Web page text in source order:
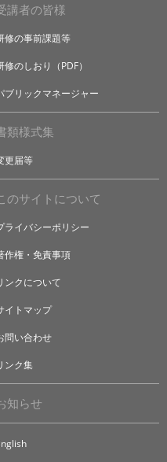
講者の皆様
修の事前課題等
修のしおり（PDF）
ブリックマネージャー
類様式集
更届等
のサイトについて
ライバシーポリシー
作権・免責事項
ンクについて
イトマップ
問い合わせ
ンク集
知らせ